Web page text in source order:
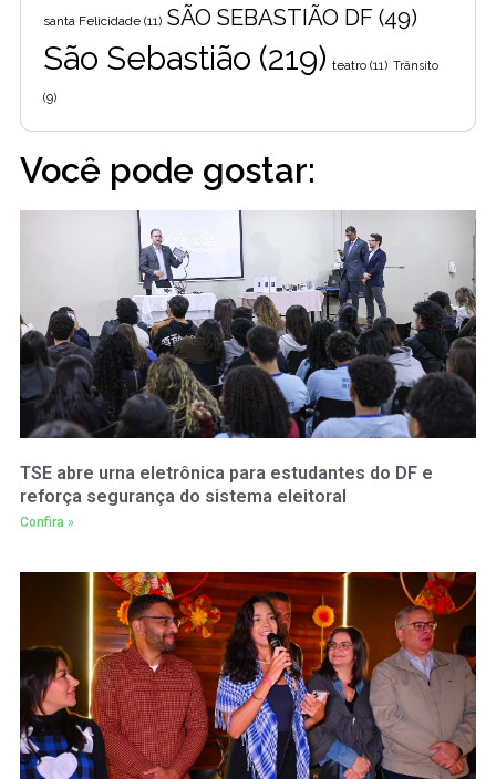
santa Felicidade (11) SÃO SEBASTIÃO DF (49)
São Sebastião (219) teatro (11) Trânsito
(9)
Você pode gostar:
TSE abre urna eletrônica para estudantes do DF e
reforça segurança do sistema eleitoral
Confira »